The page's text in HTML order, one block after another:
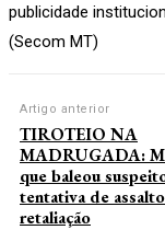
publicidade
(Secom MT)
Artigo anterior
TIROTEIO NA
MADRUGADA:
que baleou
tentativa de
retaliação